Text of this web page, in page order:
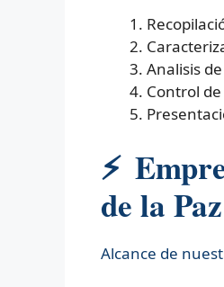
Analisis de
Control de
⚡
de la
Alcance de